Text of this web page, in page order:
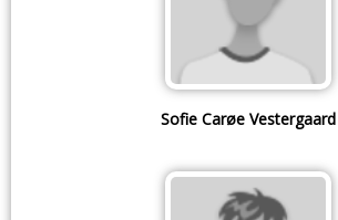
Sofie Carøe Vestergaard